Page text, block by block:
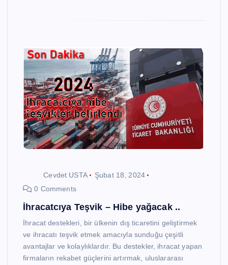
Cevdet USTA
Şubat 18, 2024
0 Comments
İhracatcıya Teşvik – Hibe yağacak ..
İhracat destekleri, bir ülkenin dış ticaretini geliştirmek
ve ihracatı teşvik etmek amacıyla sunduğu çeşitli
avantajlar ve kolaylıklardır. Bu destekler, ihracat yapan
firmaların rekabet güçlerini artırmak, uluslararası